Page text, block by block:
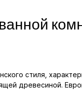
стиля,
древесиной.